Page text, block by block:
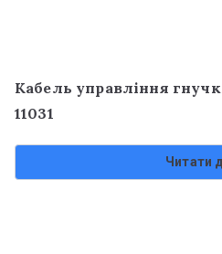
Кабель управління
11031
Читати